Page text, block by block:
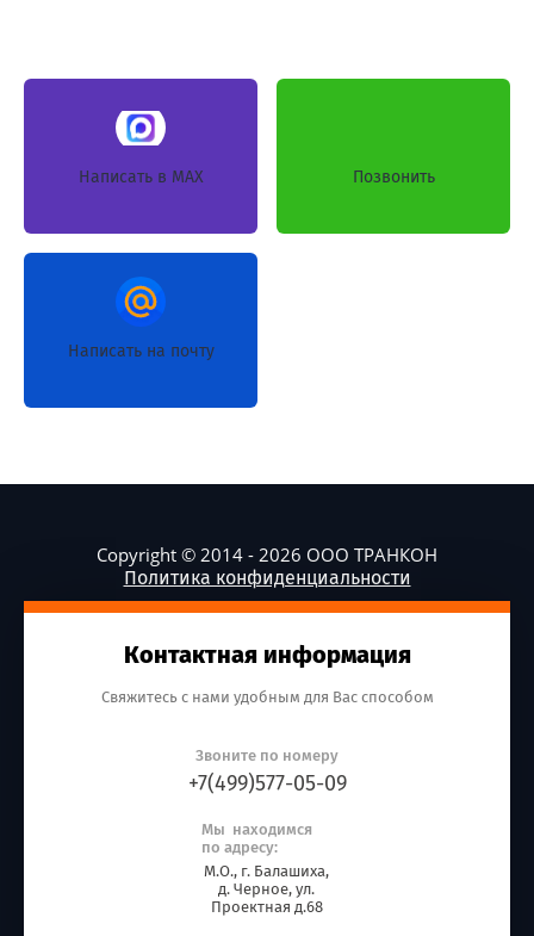
Написать в MAX Позвонить
Написать на почту
Copyright © 2014 - 2026 ООО ТРАНКОН
Политика конфиденциальности
Контактная информация
Свяжитесь с нами удобным для Вас способом
Звоните по номеру
+7(499)577-05-09
Мы находимся
по адресу:
М.О., г. Балашиха,
д. Черное, ул.
Проектная д.68